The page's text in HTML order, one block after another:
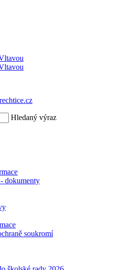
Hledaný výraz
dokumenty
soukromí